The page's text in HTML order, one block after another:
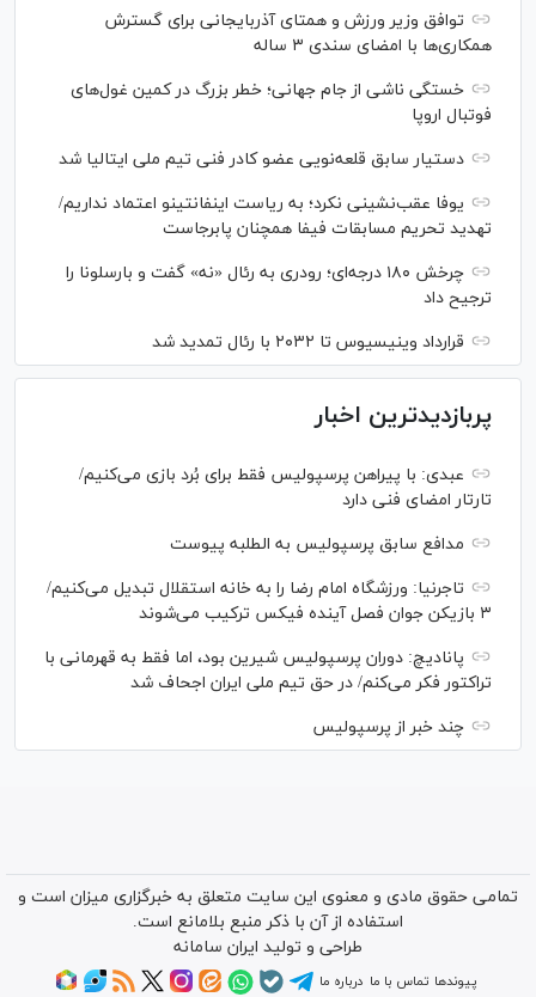
توافق وزیر ورزش و همتای آذربایجانی برای گسترش
همکاری‌ها با امضای سندی ۳ ساله
خستگی ناشی از جام جهانی؛ خطر بزرگ در کمین غول‌های
فوتبال اروپا
دستیار سابق قلعه‌نویی عضو کادر فنی تیم ملی ایتالیا شد
یوفا عقب‌نشینی نکرد؛ به ریاست اینفانتینو اعتماد نداریم/
تهدید تحریم مسابقات فیفا همچنان پابرجاست
چرخش ۱۸۰ درجه‌ای؛ رودری به رئال «نه» گفت و بارسلونا را
ترجیح داد
قرارداد وینیسیوس تا ۲۰۳۲ با رئال‌ تمدید شد
پربازدیدترین اخبار
عبدی: با پیراهن پرسپولیس فقط برای بُرد بازی می‌کنیم/
تارتار امضای فنی دارد
مدافع سابق پرسپولیس به الطلبه پیوست
تاجرنیا: ورزشگاه امام رضا را به خانه استقلال تبدیل می‌کنیم/
۳ بازیکن جوان فصل آینده فیکس ترکیب می‌شوند
پانادیچ: دوران پرسپولیس شیرین بود، اما فقط به قهرمانی با
تراکتور فکر می‌کنم/ در حق تیم ملی ایران اجحاف شد
چند خبر از پرسپولیس
تمامی حقوق مادی و معنوی این سایت متعلق به خبرگزاری میزان است و
استفاده از آن با ذکر منبع بلامانع است.
طراحی و تولید ایران سامانه
پیوندها تماس با ما درباره ما